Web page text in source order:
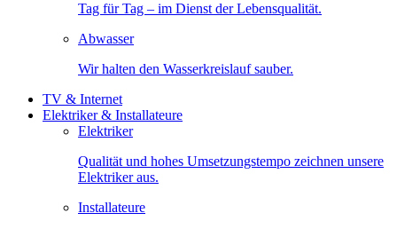
Tag für Tag – im Dienst der Lebensqualität.
Abwasser
Wir halten den Wasserkreislauf sauber.
TV & Internet
Elektriker & Installateure
Elektriker
Qualität und hohes Umsetzungstempo zeichnen unsere
Elektriker aus.
Installateure